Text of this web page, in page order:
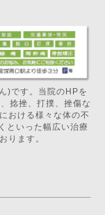
)です。当院のHPを
捻挫、打撲、挫傷な
おける様々な体の不
といった幅広い治療
ります。